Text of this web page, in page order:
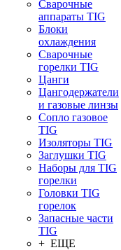
Сварочные
аппараты TIG
Блоки
охлаждения
Сварочные
горелки TIG
Цанги
Цангодержатели
и газовые линзы
Сопло газовое
TIG
Изоляторы TIG
Заглушки TIG
Наборы для TIG
горелки
Головки TIG
горелок
Запасные части
TIG
+ ЕЩЕ